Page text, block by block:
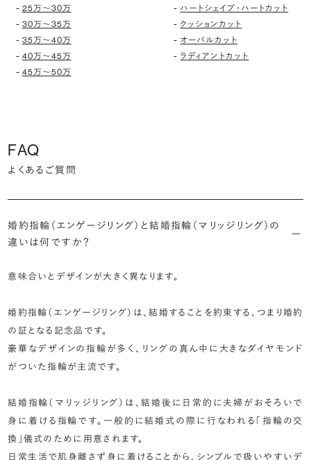
- 25万〜30万
- 30万〜35万
- 35万〜40万
- 40万〜45万
- 45万〜50万
- ハートシェイプ・ハートカット
- クッションカット
- オーバルカット
- ラディアントカット
FAQ
よくあるご質問
婚約指輪（エンゲージリング）と結婚指輪（マリッジリング）の
違いは何ですか？
意味合いとデザインが大きく異なります。
婚約指輪（エンゲージリング）は、結婚することを約束する、つまり婚約
の証となる記念品です。
豪華なデザインの指輪が多く、リングの真ん中に大きなダイヤモンド
がついた指輪が主流です。
結婚指輪（マリッジリング）は、結婚後に日常的に夫婦がおそろいで
身に着ける指輪です。一般的に結婚式の際に行なわれる「指輪の交
換」儀式のために用意されます。
日常生活で肌身離さず身に着けることから、シンプルで扱いやすいデ